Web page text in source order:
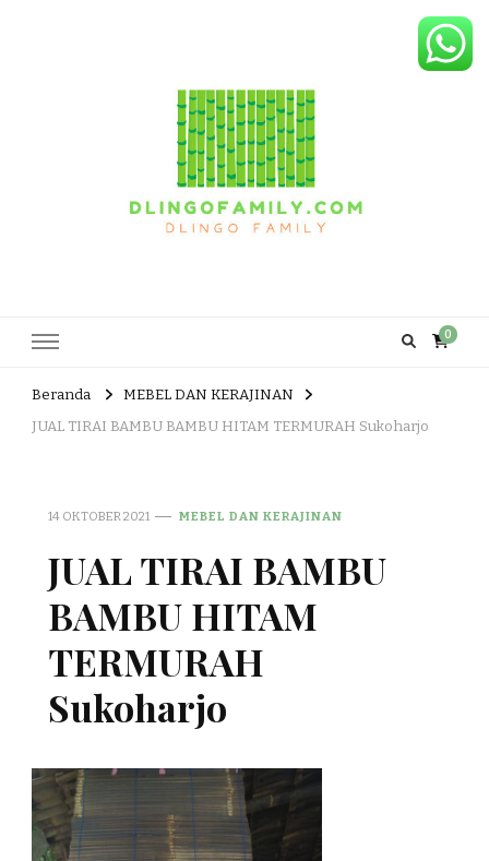
0
Beranda
MEBEL DAN KERAJINAN
JUAL TIRAI BAMBU BAMBU HITAM TERMURAH Sukoharjo
14 OKTOBER 2021 MEBEL DAN KERAJINAN
JUAL TIRAI BAMBU
BAMBU HITAM
TERMURAH
Sukoharjo